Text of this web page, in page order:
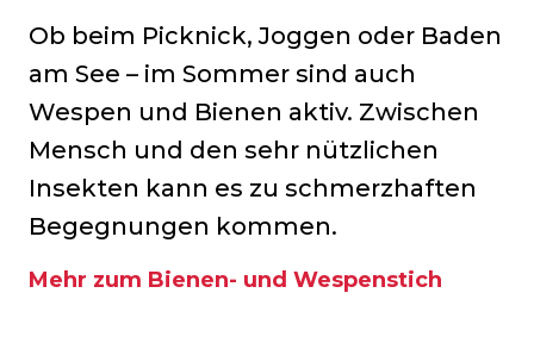
Ob beim Picknick, Joggen oder Baden
am See – im Sommer sind auch
Wespen und Bienen aktiv. Zwischen
Mensch und den sehr nützlichen
Insekten kann es zu schmerzhaften
Begegnungen kommen.
Mehr zum Bienen- und Wespenstich